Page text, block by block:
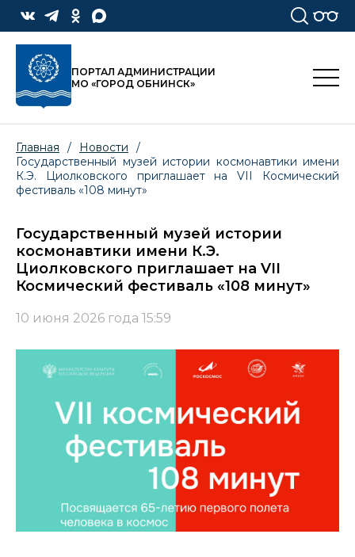
ПОРТАЛ АДМИНИСТРАЦИИ
МО «ГОРОД ОБНИНСК»
Главная / Новости
/
Государственный музей истории космонавтики имени
К.Э. Циолковского приглашает на VII Космический
фестиваль «108 минут»
Государственный музей истории
космонавтики имени К.Э.
Циолковского приглашает на VII
Космический фестиваль «108 минут»
10 июня 2026 года 15:59